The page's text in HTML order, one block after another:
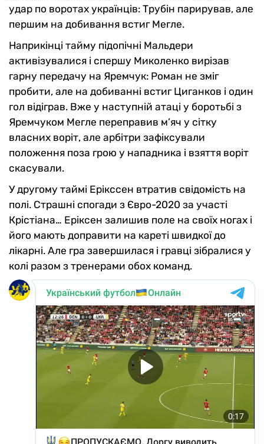
удар по воротах українців: Трубін парирував, але
першим на добивання встиг Мегле.
Наприкінці тайму підопічні Мальдери
активізувалися і спершу Миколенко вирізав
гарну передачу на Яремчук: Роман не зміг
пробити, але на добиванні встиг Циганков і один
гол відіграв. Вже у наступній атаці у боротьбі з
Яремчуком Мегле переправив м’яч у сітку
власних воріт, але арбітри зафіксували
положення поза грою у нападника і взяття воріт
скасували.
У другому таймі Ерікссен втратив свідомість на
полі. Страшні спогади з Євро-2020 за участі
Крістіана… Еріксен залишив поле на своїх ногах і
його мають доправити на кареті швидкої до
лікарні. Але гра завершилася і гравці зібралися у
колі разом з тренерами обох команд.